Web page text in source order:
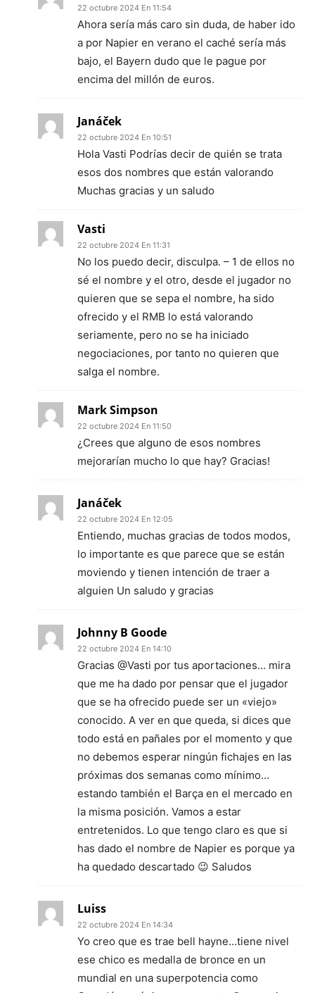
22 octubre 2024 En 11:54
Ahora sería más caro sin duda, de haber ido
a por Napier en verano el caché sería más
bajo, el Bayern dudo que le pague por
encima del millón de euros.
Janáček
22 octubre 2024 En 10:51
Hola Vasti Podrías decir de quién se trata
esos dos nombres que están valorando
Muchas gracias y un saludo
Vasti
22 octubre 2024 En 11:31
No los puedo decir, disculpa. – 1 de ellos no
sé el nombre y el otro, desde el jugador no
quieren que se sepa el nombre, ha sido
ofrecido y el RMB lo está valorando
seriamente, pero no se ha iniciado
negociaciones, por tanto no quieren que
salga el nombre.
Mark Simpson
22 octubre 2024 En 11:50
¿Crees que alguno de esos nombres
mejorarían mucho lo que hay? Gracias!
Janáček
22 octubre 2024 En 12:05
Entiendo, muchas gracias de todos modos,
lo importante es que parece que se están
moviendo y tienen intención de traer a
alguien Un saludo y gracias
Johnny B Goode
22 octubre 2024 En 14:10
Gracias @Vasti por tus aportaciones… mira
que me ha dado por pensar que el jugador
que se ha ofrecido puede ser un «viejo»
conocido. A ver en que queda, si dices que
todo está en pañales por el momento y que
no debemos esperar ningún fichajes en las
próximas dos semanas como mínimo…
estando también el Barça en el mercado en
la misma posición. Vamos a estar
entretenidos. Lo que tengo claro es que si
has dado el nombre de Napier es porque ya
ha quedado descartado 😉 Saludos
Luiss
22 octubre 2024 En 14:34
Yo creo que es trae bell hayne…tiene nivel
ese chico es medalla de bronce en un
mundial en una superpotencia como